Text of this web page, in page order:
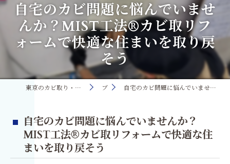
自宅のカビ問題に悩んでいませ
んか？MIST工法®カビ取リフ
ォームで快適な住まいを取り戻
そう
東京のカビ取り・カビ対策ならMIST工法®カビ取リフォーム ブログ 自宅のカビ問題に悩んでいませんか？MIST工法®カビ取リフォームで快適な住まいを取り戻そう
自宅のカビ問題に悩んでいませんか？
MIST工法®カビ取リフォームで快適な住
まいを取り戻そう